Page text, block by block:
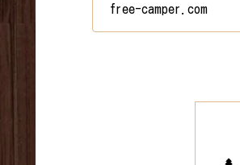
free-camper.com